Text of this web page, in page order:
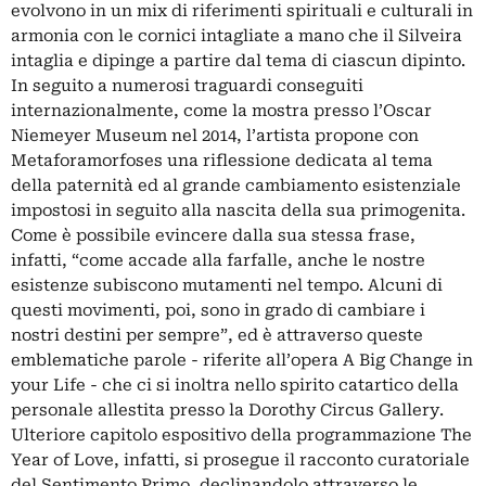
evolvono in un mix di riferimenti spirituali e culturali in
armonia con le cornici intagliate a mano che il Silveira
intaglia e dipinge a partire dal tema di ciascun dipinto.
In seguito a numerosi traguardi conseguiti
internazionalmente, come la mostra presso l’Oscar
Niemeyer Museum nel 2014, l’artista propone con
Metaforamorfoses una riflessione dedicata al tema
della paternità ed al grande cambiamento esistenziale
impostosi in seguito alla nascita della sua primogenita.
Come è possibile evincere dalla sua stessa frase,
infatti, “come accade alla farfalle, anche le nostre
esistenze subiscono mutamenti nel tempo. Alcuni di
questi movimenti, poi, sono in grado di cambiare i
nostri destini per sempre”, ed è attraverso queste
emblematiche parole - riferite all’opera A Big Change in
your Life - che ci si inoltra nello spirito catartico della
personale allestita presso la Dorothy Circus Gallery.
Ulteriore capitolo espositivo della programmazione The
Year of Love, infatti, si prosegue il racconto curatoriale